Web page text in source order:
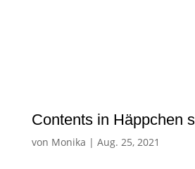
Contents in Häppchen
von Monika | Aug. 25, 2021